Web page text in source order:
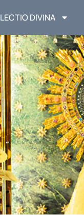
LECTIO DIVINA